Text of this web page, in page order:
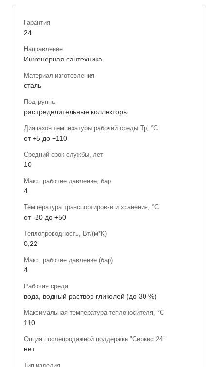
Гарантия
24
Направление
Инженерная сантехника
Материал изготовления
сталь
Подгруппа
распределительные коллекторы
Диапазон температуры рабочей среды Тр, °С
от +5 до +110
Средний срок службы, лет
10
Макс. рабочее давление, бар
4
Температура транспортировки и хранения, °С
от -20 до +50
Теплопроводность, Вт/(м*К)
0,22
Макс. рабочее давление (бар)
4
Рабочая среда
вода, водный раствор гликолей (до 30 %)
Максимальная температура теплоносителя, °С
110
Опция послепродажной поддержки "Сервис 24"
нет
Тип изделия